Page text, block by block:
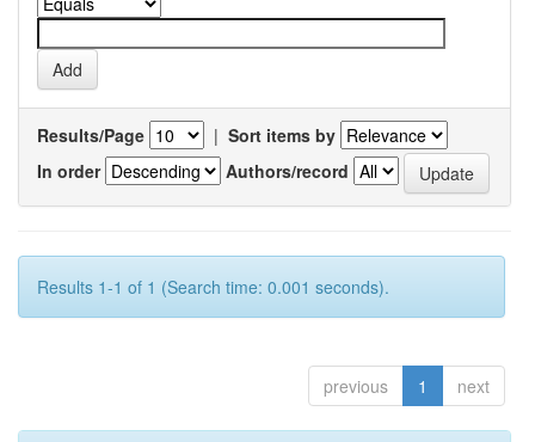
Results/Page | Sort items by
In order
Authors/record
Results 1-1 of 1 (Search time: 0.001 seconds).
previous 1 next